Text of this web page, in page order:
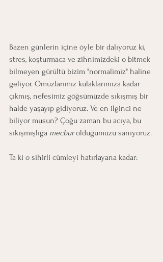
Bazen günlerin içine öyle bir dalıyoruz ki,
stres, koşturmaca ve zihnimizdeki o bitmek
bilmeyen gürültü bizim "normalimiz" haline
geliyor. Omuzlarımız kulaklarımıza kadar
çıkmış, nefesimiz göğsümüzde sıkışmış bir
halde yaşayıp gidiyoruz. Ve en ilginci ne
biliyor musun? Çoğu zaman bu acıya, bu
sıkışmışlığa mecbur olduğumuzu sanıyoruz.
Ta ki o sihirli cümleyi hatırlayana kadar: